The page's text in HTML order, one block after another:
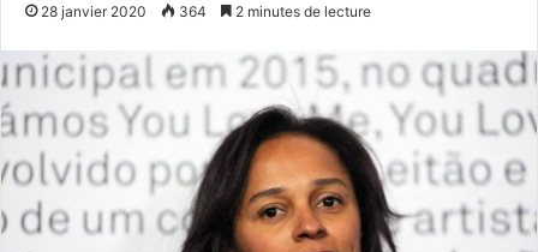
28 janvier 2020 364 2 minutes de lecture